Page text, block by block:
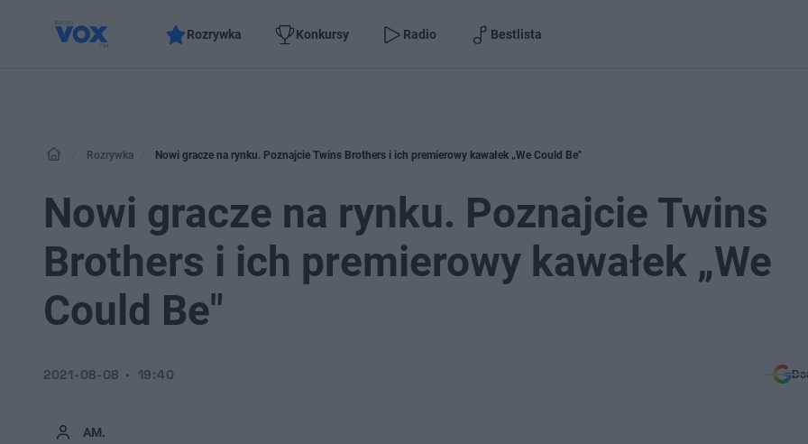
Rozrywka Konkursy Radio Bestlista
Rozrywka Nowi gracze na rynku. Poznajcie Twins Brothers i ich premierowy kawałek „We Could Be"
Nowi gracze na rynku. Poznajcie Twins
Brothers i ich premierowy kawałek „We
Could Be"
AM.
2021-08-08 19:40